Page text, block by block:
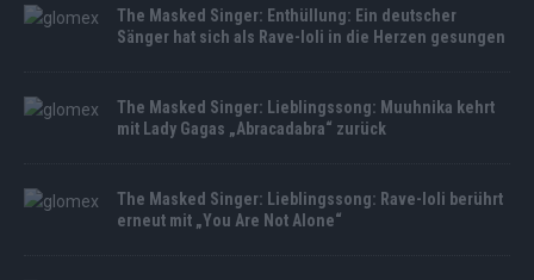
The Masked Singer: Enthüllung: Ein deutscher
Sänger hat sich als Rave-Ioli in die Herzen gesungen
The Masked Singer: Lieblingssong: Muuhnika kehrt
mit Lady Gagas „Abracadabra“ zurück
The Masked Singer: Lieblingssong: Rave-Ioli berührt
erneut mit „You Are Not Alone“